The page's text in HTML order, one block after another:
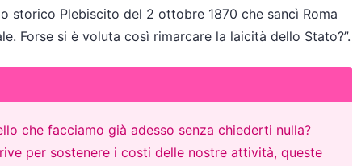
storico Plebiscito del 2 ottobre 1870 che sancì Roma
Forse si è voluta così rimarcare la laicità dello Stato?”.
che facciamo già adesso senza chiederti nulla?
per sostenere i costi delle nostre attività, queste